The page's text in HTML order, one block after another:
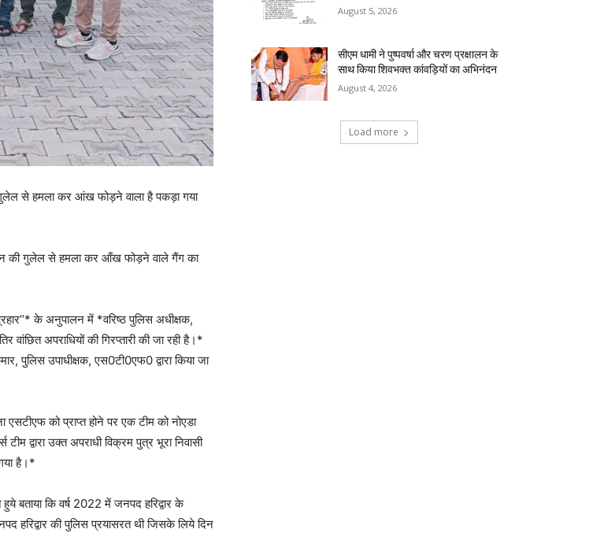
गुलेल से हमला कर आंख फोड़ने वाला है पकड़ा गया
की गुलेल से हमला कर आँख फोड़ने वाले गैंग का
के अनुपालन में *वरिष्ठ पुलिस अधीक्षक,
अपराधियों की गिरप्तारी की जा रही है।*
पुलिस उपाधीक्षक, एस0टी0एफ0 द्वारा किया जा
को प्राप्त होने पर एक टीम को नोएडा
द्वारा उक्त अपराधी विक्रम पुत्र भूरा निवासी
है।*
बताया कि वर्ष 2022 में जनपद हरिद्वार के
हरिद्वार की पुलिस प्रयासरत थी जिसके लिये दिन
August 5, 2026
सीएम धामी ने पुष्पवर्षा और चरण प्रक्षालन के
साथ किया शिवभक्त कांवड़ियों का अभिनंदन
August 4, 2026
Load more